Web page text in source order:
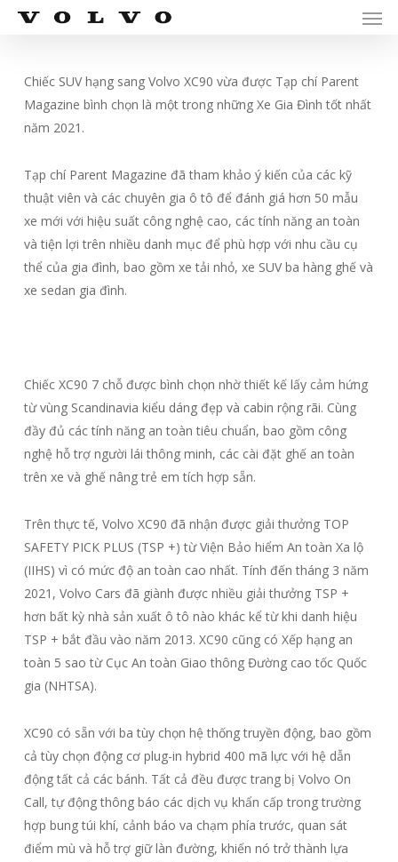
Skip
contentChiếc SUV hạng sang Volvo XC90 vừa được Tạp chí Parent
Magazine bình chọn là một trong những Xe Gia Đình tốt nhất
năm 2021.
Tạp chí Parent Magazine đã tham khảo ý kiến ​​của các kỹ
thuật viên và các chuyên gia ô tô để đánh giá hơn 50 mẫu
xe mới với hiệu suất công nghệ cao, các tính năng an toàn
và tiện lợi trên nhiều danh mục để phù hợp với nhu cầu cụ
thể của gia đình, bao gồm xe tải nhỏ, xe SUV ba hàng ghế và
xe sedan gia đình.
Chiếc XC90 7 chỗ được bình chọn nhờ thiết kế lấy cảm hứng
từ vùng Scandinavia kiểu dáng đẹp và cabin rộng rãi. Cùng
đầy đủ các tính năng an toàn tiêu chuẩn, bao gồm công
nghệ hỗ trợ người lái thông minh, các cài đặt ghế an toàn
trên xe và ghế nâng trẻ em tích hợp sẵn.
Trên thực tế, Volvo XC90 đã nhận được giải thưởng TOP
SAFETY PICK PLUS (TSP +) từ Viện Bảo hiểm An toàn Xa lộ
(IIHS) vì có mức độ an toàn cao nhất. Tính đến tháng 3 năm
2021, Volvo Cars đã giành được nhiều giải thưởng TSP +
hơn bất kỳ nhà sản xuất ô tô nào khác kể từ khi danh hiệu
TSP + bắt đầu vào năm 2013. XC90 cũng có Xếp hạng an
toàn 5 sao từ Cục An toàn Giao thông Đường cao tốc Quốc
gia (NHTSA).
XC90 có sẵn với ba tùy chọn hệ thống truyền động, bao gồm
cả tùy chọn động cơ plug-in hybrid 400 mã lực với hệ dẫn
động tất cả các bánh. Tất cả đều được trang bị Volvo On
Call, tự động thông báo các dịch vụ khẩn cấp trong trường
hợp bung túi khí, cảnh báo va chạm phía trước, quan sát
điểm mù và hỗ trợ giữ làn đường, khiến nó trở thành lựa
Menu